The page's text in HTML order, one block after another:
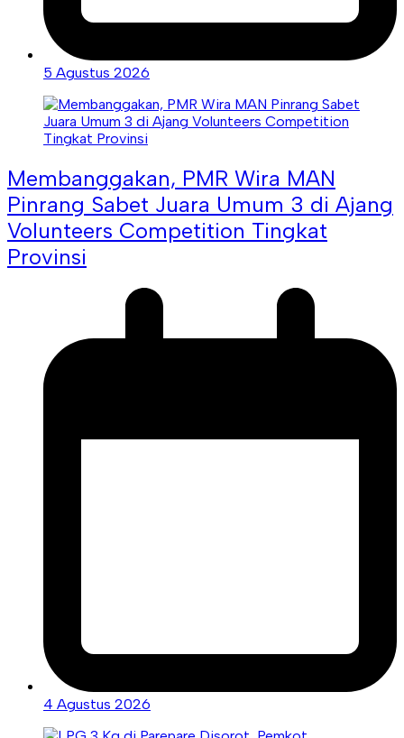
5 Agustus 2026
Membanggakan, PMR Wira MAN
Pinrang Sabet Juara Umum 3 di Ajang
Volunteers Competition Tingkat
Provinsi
4 Agustus 2026